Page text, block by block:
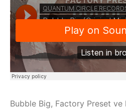
Bubble Big, Factory Preset ve